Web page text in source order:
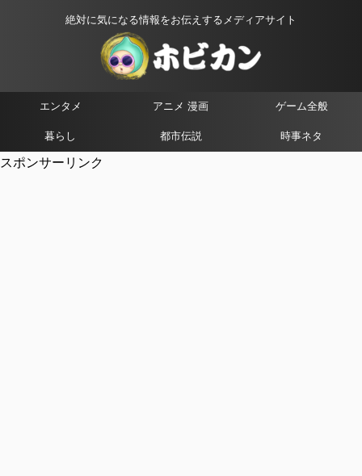
絶対に気になる情報をお伝えするメディアサイト
エンタメ アニメ 漫画 ゲーム全般
暮らし 都市伝説 時事ネタ
スポンサーリンク